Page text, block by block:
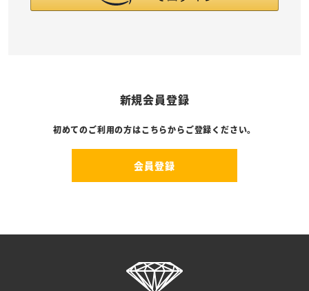
新規会員登録
初めてのご利用の方はこちらからご登録ください。
会員登録